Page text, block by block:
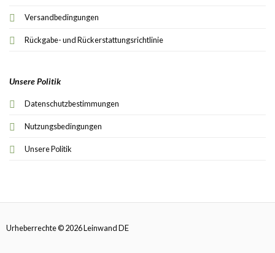
Versandbedingungen
Rückgabe- und Rückerstattungsrichtlinie
Unsere Politik
Datenschutzbestimmungen
Nutzungsbedingungen
Unsere Politik
Urheberrechte © 2026 Leinwand DE